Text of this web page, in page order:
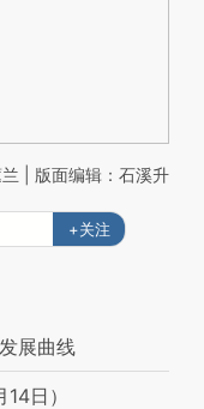
| 版面编辑：石溪升
+关注
展曲线
日）